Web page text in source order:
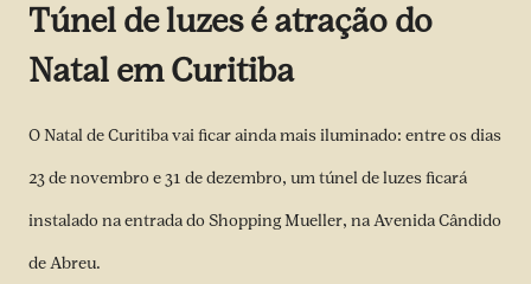
Túnel de luzes é atração do
Natal em Curitiba
O Natal de Curitiba vai ficar ainda mais iluminado: entre os dias
23 de novembro e 31 de dezembro, um túnel de luzes ficará
instalado na entrada do Shopping Mueller, na Avenida Cândido
de Abreu.